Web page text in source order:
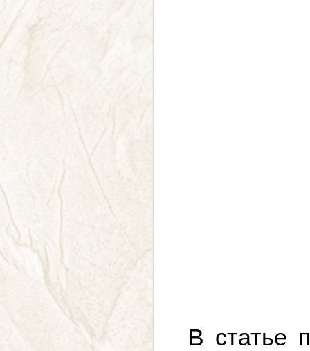
В статье